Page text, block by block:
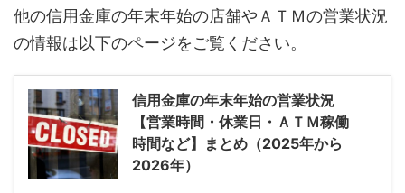
他の信用金庫の年末年始の店舗やＡＴＭの営業状況
の情報は以下のページをご覧ください。
信用金庫の年末年始の営業状況
【営業時間・休業日・ＡＴＭ稼働
時間など】まとめ（2025年から
2026年）